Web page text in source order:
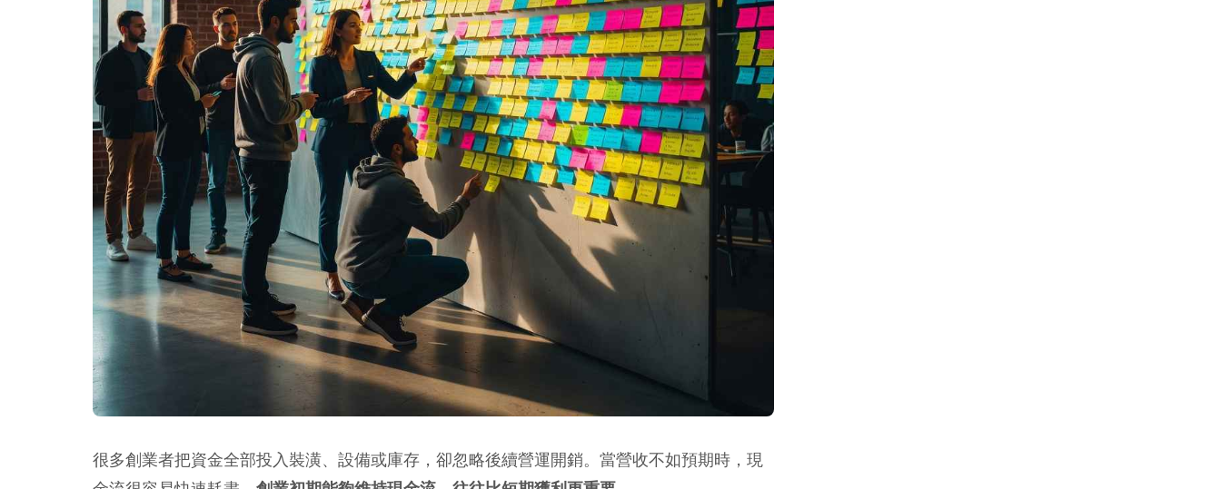
很多創業者把資金全部投入裝潢、設備或庫存，卻忽略後續營運開銷。當營收不如預期時，現